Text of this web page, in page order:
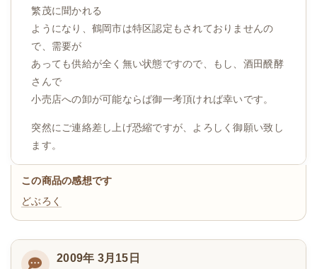
繁茂に聞かれる
ようになり、鶴岡市は特区認定もされておりませんの
で、需要が
あっても供給が全く無い状態ですので、もし、酒田醗酵
さんで
小売店への卸が可能ならば御一考頂ければ幸いです。
突然にご連絡差し上げ恐縮ですが、よろしく御願い致し
ます。
この商品の感想です
どぶろく
2009年 3月15日